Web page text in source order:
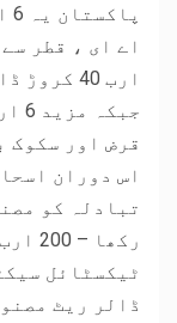
ارب 40
قرض اور سکوک
اس دوران
تبادلہ کو
ٹیکسٹائل
ڈالر ریٹ